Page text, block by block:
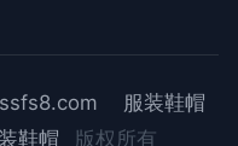
服装鞋帽
鞋帽 版权所有